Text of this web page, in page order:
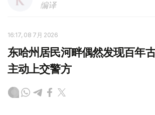
编译
16:17, 08 7月 2026
东哈州居民河畔偶然发现百年
主动上交警方